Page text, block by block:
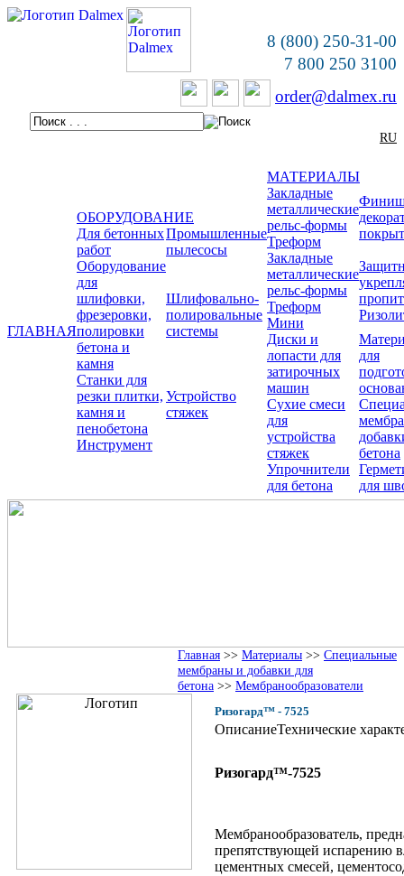
8 (800) 250-31-00
7 800 250 3100
order@dalmex.ru
RU
ГЛАВНАЯ
ОБОРУДОВАНИЕ
Для бетонных
работ
Промышленные
пылесосы
Оборудование
для
шлифовки,
фрезеровки,
полировки
бетона и
камня
Шлифовально-
полировальные
системы
Станки для
резки плитки,
камня и
пенобетона
Устройство
стяжек
Инструмент
МАТЕРИАЛЫ
Закладные
металлические
рельс-формы
Треформ
Закладные
металлические
рельс-формы
Треформ
Мини
Диски и
лопасти для
затирочных
машин
для
Сухие смеси
для
устройства
стяжек
бетона
Упрочнители
для бетона
для
Главная >> Материалы >> Специальные
мембраны и добавки для
бетона >> Мембранообразователи
Ризогард™ - 7525
ОписаниеТехнические
Ризогард™-7525
Мембранообразователь,
препятствующей испарению
цементных смесей,